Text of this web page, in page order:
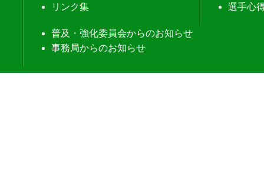
リンク集
選手心
普及・強化委員会からのお知らせ
事務局からのお知らせ